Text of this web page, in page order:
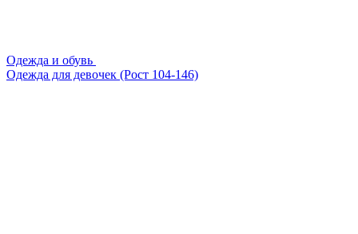
Одежда и обувь
Одежда для девочек (Рост 104-146)